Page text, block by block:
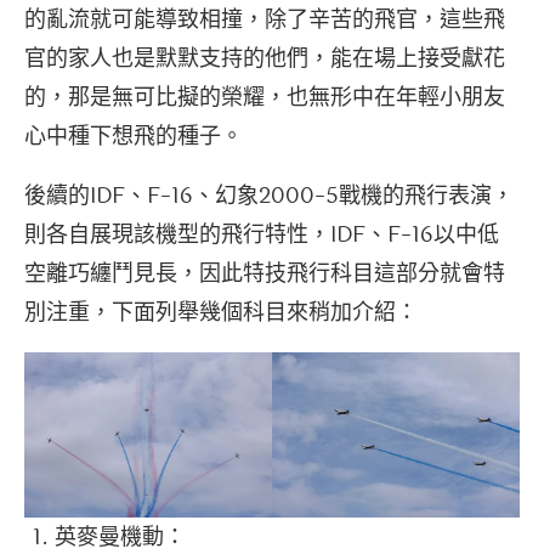
的亂流就可能導致相撞，除了辛苦的飛官，這些飛
官的家人也是默默支持的他們，能在場上接受獻花
的，那是無可比擬的榮耀，也無形中在年輕小朋友
心中種下想飛的種子。
後續的IDF、F-16、幻象2000-5戰機的飛行表演，
則各自展現該機型的飛行特性，IDF、F-16以中低
空離巧纏鬥見長，因此特技飛行科目這部分就會特
別注重，下面列舉幾個科目來稍加介紹：
英麥曼機動：